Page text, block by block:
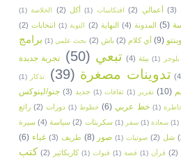
(3) أعمالي (2) افتكاسات (1) أكل (2) الخلاصة (1)
(5) المدونة (4) النهاية (2) النوبة (1) انتخابات (2)
(9) أي كلام (2) باش (2) بحث علمي (1) برامج
بلوجر (1) بيئة (4) تبعي (50)
تجربة جديدة
تدوينات مصغرة (39) تذكار (1)
(10) تقرير (1) ثقافات (1) جديد (3) جنو/لينوكس
(1) خط عربي (6) خطوط (1) دورات (2) رائع
(1) سعادة (1) سفر (1) سكربتات (2) سياسة (4) سيرة
شل (2) صوتيات (1) صور (8) طريف (3) غباء (6)
(2) قرآن (1) قصة (1) قنوات (1) كاريكاتير (2) كتب